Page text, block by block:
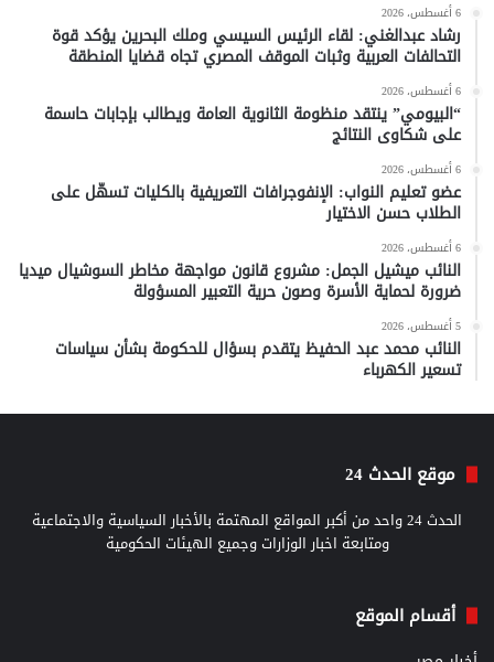
6 أغسطس، 2026
رشاد عبدالغني: لقاء الرئيس السيسي وملك البحرين يؤكد قوة
التحالفات العربية وثبات الموقف المصري تجاه قضايا المنطقة
6 أغسطس، 2026
“البيومي” ينتقد منظومة الثانوية العامة ويطالب بإجابات حاسمة
على شكاوى النتائج
6 أغسطس، 2026
عضو تعليم النواب: الإنفوجرافات التعريفية بالكليات تسهّل على
الطلاب حسن الاختيار
6 أغسطس، 2026
النائب ميشيل الجمل: مشروع قانون مواجهة مخاطر السوشيال ميديا
ضرورة لحماية الأسرة وصون حرية التعبير المسؤولة
5 أغسطس، 2026
النائب محمد عبد الحفيظ يتقدم بسؤال للحكومة بشأن سياسات
تسعير الكهرباء
موقع الحدث 24
الحدث 24 واحد من أكبر المواقع المهتمة بالأخبار السياسية والاجتماعية
ومتابعة اخبار الوزارات وجميع الهيئات الحكومية
أقسام الموقع